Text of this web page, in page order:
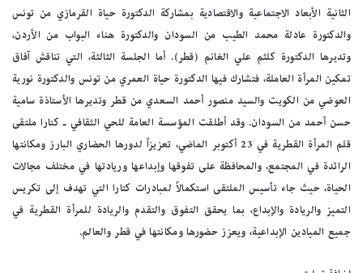
الثانية الأبعاد الاجتماعية والاقتصادية بمشاركة الدكتورة حياة القرمازي من تونس
والدكتورة عادلة محمد الطيب من السودان والدكتورة هناء البواب من الأردن،
وتديرها الدكتورة كلثم علي الغانم (قطر). أما الجلسة الثالثة، التي تناقش آفاق
تمكين المرأة العاملة، فتشارك فيها الدكتورة حياة العمري من تونس والدكتورة نورية
العوضي من الكويت والسيد منصور أحمد السعدي من قطر وتديرها الأستاذة سامية
حسن أحمد من السودان. وقد أطلقت المؤسسة العامة للحي الثقافي ـ كتارا ملتقى
قلم المرأة القطرية في 23 أكتوبر الماضي، تعزيزاً لدورها الحضاري البارز ومكانتها
الرائدة في المجتمع، والمحافظة على تفوقها وإبداعها وريادتها في مختلف مجالات
الحياة، حيث جاء تأسيس الملتقى استكمالاً لمبادرات كتارا التي تهدف إلى تكريس
التميز والريادة والإبداع، بما يحقق التفوق والتقدم والريادة للمرأة القطرية في
جميع الميادين الإبداعية، ويعزز حضورها ومكانتها في قطر والعالم.